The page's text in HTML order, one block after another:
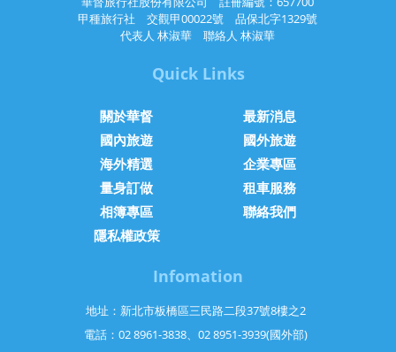
甲種旅行社 交觀甲00022號 品保北字1329號
代表人 林淑華 聯絡人 林淑華
Quick Links
關於華督
最新消息
國內旅遊
國外旅遊
海外精選
企業專區
量身訂做
租車服務
相簿專區
聯絡我們
隱私權政策
Infomation
地址：新北市板橋區三民路二段37號8樓之2
電話：02 8961-3838、02 8951-3939(國外部)